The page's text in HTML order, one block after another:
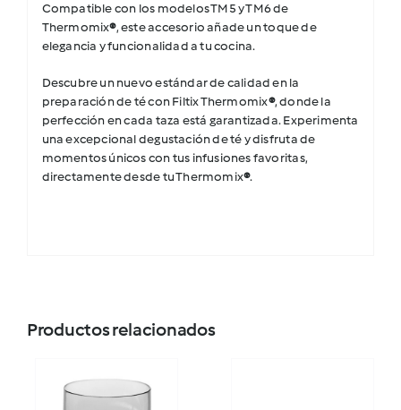
Compatible con los modelos TM5 y TM6 de
Thermomix®, este accesorio añade un toque de
elegancia y funcionalidad a tu cocina.
Descubre un nuevo estándar de calidad en la
preparación de té con Filtix Thermomix®, donde la
perfección en cada taza está garantizada. Experimenta
una excepcional degustación de té y disfruta de
momentos únicos con tus infusiones favoritas,
directamente desde tu Thermomix®.
Productos relacionados